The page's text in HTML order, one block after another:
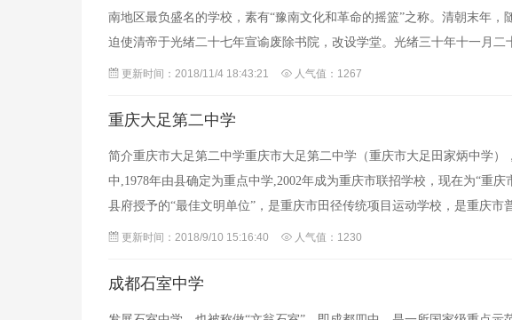
南地区最负盛名的学校，素有“豫南文化和革命的摇篮”之称。清朝末年
迫使清帝于光绪二十七年宣谕废除书院，改设学堂。光绪三十年十一月
立光州中学堂.是豫东南创办最早
更新时间：2018/11/4 18:43:21 人气值：1267
重庆大足第二中学
简介重庆市大足第二中学重庆市大足第二中学（重庆市大足田家炳中学）
中,1978年由县确定为重点中学,2002年成为重庆市联招学校，现在为“重
县府授予的“最佳文明单位”，是重庆市田径传统项目运动学校，是重庆
校。重庆市大足第二中学原校址在大
更新时间：2018/9/10 15:16:40 人气值：1230
成都石室中学